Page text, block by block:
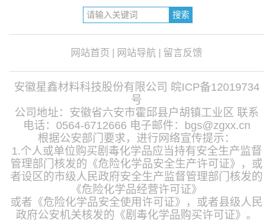
网站首页 网站导航 留言反馈
安徽星鑫材料科技股份有限公司 皖ICP备12019734
号
公司地址：安徽省六安市霍邱县户胡镇工业区 联系
电话：0564-6712666 电子邮件：bgs@zgxx.cn
根据公安部门要求，进行网络宣传提示：
1.个人或单位购买剧毒化学品应当持有安全生产监督
管理部门核发的《危险化学品安全生产许可证》，或
者设区的市级人民政府安全生产监督管理部门核发的
《危险化学品经营许可证》
或者《危险化学品安全使用许可证》，或者县级人民
政府公安机关核发的《剧毒化学品购买许可证》。